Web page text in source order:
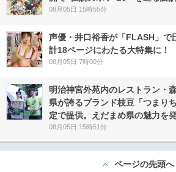
08月05日 15時55分
声優・井口裕香が「FLASH」で
計18ページにわたる大特集に！
08月05日 7時00分
明治神宮外苑内のレストラン・
県が誇るブランド枝豆「つまり
定で提供。えだまめ県の魅力を
08月05日 15時51分
ページの先頭へ